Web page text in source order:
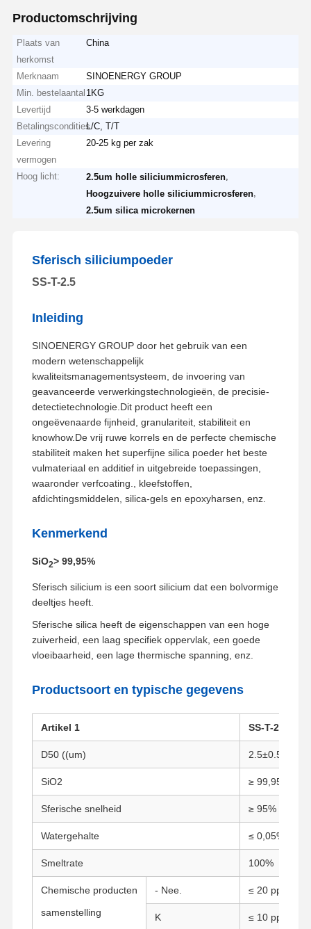
Productomschrijving
Plaats van
herkomst
China
Merknaam
SINOENERGY GROUP
Min. bestelaantal 1KG
Levertijd
3-5 werkdagen
BetalingsconditiesL/C, T/T
Levering
vermogen
20-25 kg per zak
Hoog licht: 2.5um holle siliciummicrosferen
Hoogzuivere holle siliciummicrosferen
2.5um silica microkernen
Sferisch siliciumpoeder
SS-T-2.5
Inleiding
SINOENERGY GROUP door het gebruik van een
modern wetenschappelijk
kwaliteitsmanagementsysteem, de invoering van
geavanceerde verwerkingstechnologieën, de precisie-
detectietechnologie.Dit product heeft een
ongeëvenaarde fijnheid, granulariteit, stabiliteit en
knowhow.De vrij ruwe korrels en de perfecte chemische
stabiliteit maken het superfijne silica poeder het beste
vulmateriaal en additief in uitgebreide toepassingen,
waaronder verfcoating., kleefstoffen,
afdichtingsmiddelen, silica-gels en epoxyharsen, enz.
Kenmerkend
SiO2> 99,95%
Sferisch silicium is een soort silicium dat een bolvormige
deeltjes heeft.
Sferische silica heeft de eigenschappen van een hoge
zuiverheid, een laag specifiek oppervlak, een goede
vloeibaarheid, een lage thermische spanning, enz.
Productsoort en typische gegevens
Artikel 1 SS-T-2.5
D50 ((um) 2.5±0.5
SiO2 ≥ 99,95%
Sferische snelheid ≥ 95%
Watergehalte ≤ 0,05%
Smeltrate 100%
Chemische producten
samenstelling
- Nee. ≤ 20 ppm
K ≤ 10 ppm